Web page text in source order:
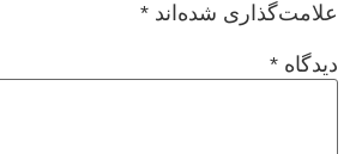
علامت‌گذاری شده‌اند *
دیدگاه *